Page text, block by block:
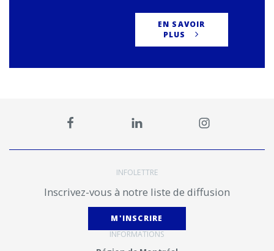
EN SAVOIR
PLUS
INFOLETTRE
Inscrivez-vous à notre liste de diffusion
M'INSCRIRE
INFORMATIONS